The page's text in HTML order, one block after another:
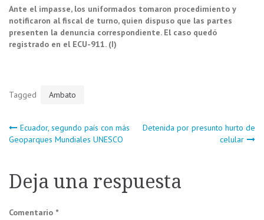
Ante el impasse, los uniformados tomaron procedimiento y
notificaron al fiscal de turno, quien dispuso que las partes
presenten la denuncia correspondiente. El caso quedó
registrado en el ECU-911. (I)
Tagged Ambato
Navegación
entradas
Ecuador, segundo país con más
Geoparques Mundiales UNESCO
Detenida por presunto hurto de
celular
Deja una respuesta
Comentario *